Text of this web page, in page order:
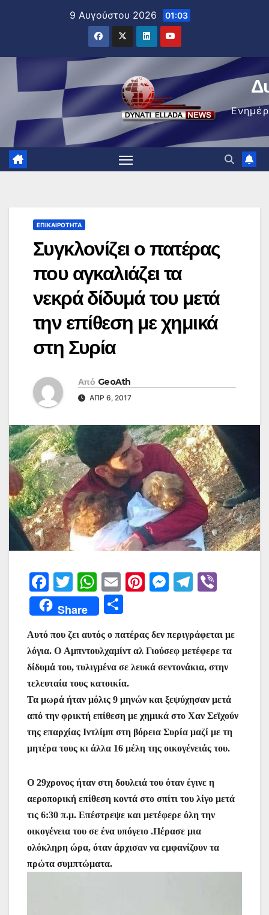
9 Αυγούστου 2026 01:03
ΕΠΙΚΑΙΡΌΤΗΤΑ
Συγκλονίζει ο πατέρας
που αγκαλιάζει τα
νεκρά δίδυμά του μετά
την επίθεση με χημικά
στη Συρία
Από GeoAth
ΑΠΡ 6, 2017
F
a
c
e
b
o
o
k
T
w
itt
er
W
h
at
s
A
p
p
E
m
ai
l
Pi
e
st
M
s
e
n
g
er
T
gr
a
m
Share
ρ
α
σ
τε
ίτ
ε
Αυτό που ζει αυτός ο πατέρας δεν περιγράφεται με
λόγια. O Αμπντουλχαμίντ αλ Γιούσεφ μετέφερε τα
δίδυμά του, τυλιγμένα σε λευκά σεντονάκια, στην
τελευταία τους κατοικία.
Τα μωρά ήταν μόλις 9 μηνών και ξεψύχησαν μετά
από την φρικτή επίθεση με χημικά στο Χαν Σεϊχούν
της επαρχίας Ιντλίμπ στη βόρεια Συρία μαζί με τη
μητέρα τους κι άλλα 16 μέλη της οικογένειάς του.
Ο 29χρονος ήταν στη δουλειά του όταν έγινε η
αεροπορική επίθεση κοντά στο σπίτι του λίγο μετά
τις 6:30 π.μ. Επέστρεψε και μετέφερε όλη την
οικογένεια του σε ένα υπόγειο .Πέρασε μια
ολόκληρη ώρα, όταν άρχισαν να εμφανίζουν τα
πρώτα συμπτώματα.